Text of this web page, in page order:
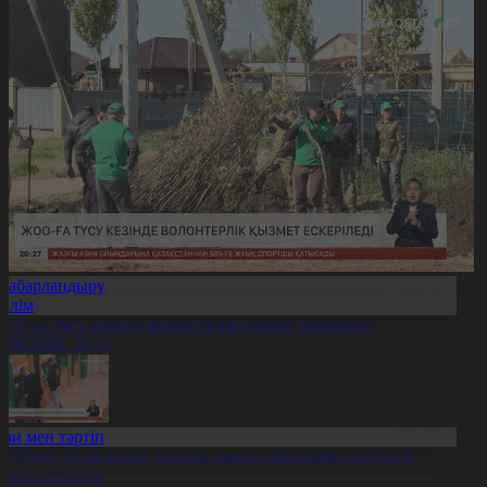
ға түсу кезінде волонтерлік қызмет ескеріледі
20:11
мен тәртіп
10 миллион теңгені заңсыз айналымға енгізген
ұсталды